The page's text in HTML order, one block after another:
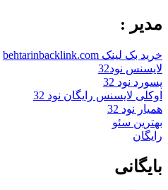
مدیر :
خرید بک لینک behtarinbacklink.com
لایسنس نود32
پسورد نود 32
اوکلی لایسنس رایگان نود 32
همیار نود 32
بهترین سئو
رایگان
بایگانی